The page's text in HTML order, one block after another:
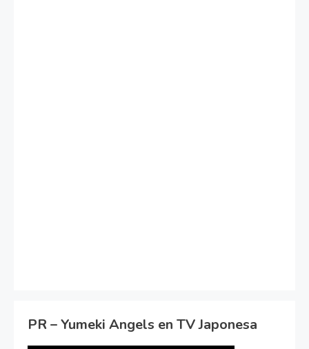
PR – Yumeki Angels en TV Japonesa